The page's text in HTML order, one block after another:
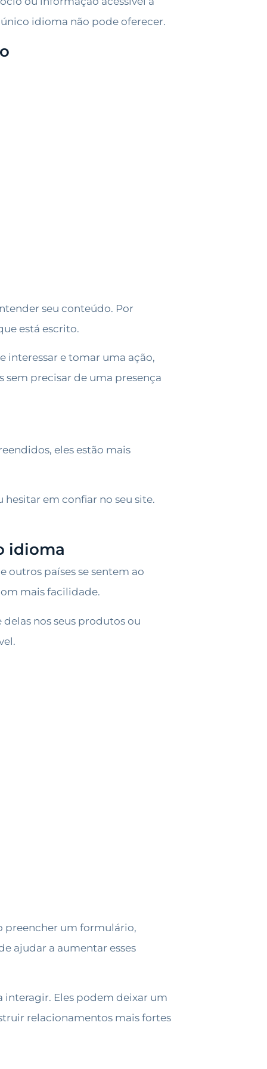
idioma não pode oferecer.
seu conteúdo. Por
está escrito.
interessar e tomar uma ação,
sem precisar de uma presença
eles estão mais
em confiar no seu site.
idioma
outros países se sentem ao
mais facilidade.
nos seus produtos ou
preencher um formulário,
ajudar a aumentar esses
interagir. Eles podem deixar um
relacionamentos mais fortes